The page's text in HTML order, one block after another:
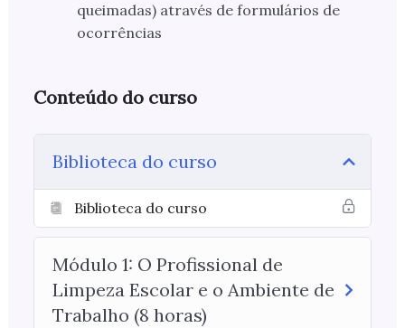
queimadas) através de formulários de
ocorrências
Conteúdo do curso
Biblioteca do curso
Biblioteca do curso
Módulo 1: O Profissional de
Limpeza Escolar e o Ambiente de
Trabalho (8 horas)